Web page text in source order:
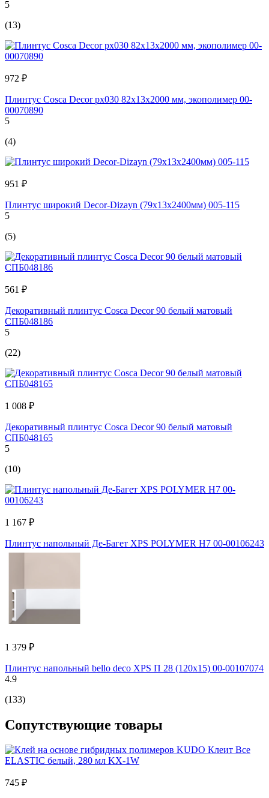
5
(13)
972 ₽
Плинтус Cosca Decor px030 82x13x2000 мм, экополимер 00-
00070890
5
(4)
951 ₽
Плинтус широкий Decor-Dizayn (79x13x2400мм) 005-115
5
(5)
561 ₽
Декоративный плинтус Cosca Decor 90 белый матовый
СПБ048186
5
(22)
1 008 ₽
Декоративный плинтус Cosca Decor 90 белый матовый
СПБ048165
5
(10)
1 167 ₽
Плинтус напольный Де-Багет XPS POLYMER Н7 00-00106243
1 379 ₽
Плинтус напольный bello deco XPS П 28 (120x15) 00-00107074
4.9
(133)
Сопутствующие товары
745 ₽